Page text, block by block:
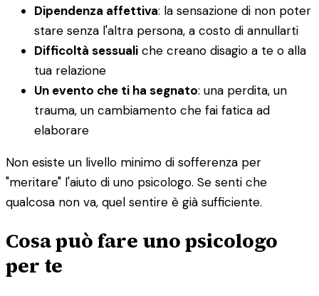
Dipendenza affettiva: la sensazione di non poter
stare senza l'altra persona, a costo di annullarti
Difficoltà sessuali che creano disagio a te o alla
tua relazione
Un evento che ti ha segnato: una perdita, un
trauma, un cambiamento che fai fatica ad
elaborare
Non esiste un livello minimo di sofferenza per
"meritare" l'aiuto di uno psicologo. Se senti che
qualcosa non va, quel sentire è già sufficiente.
Cosa può fare uno psicologo
per te